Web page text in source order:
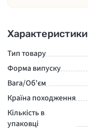
Характеристики
Тип товару
Форма випуску
Вага/Об'єм
Країна походження
Кількість в
упаковці